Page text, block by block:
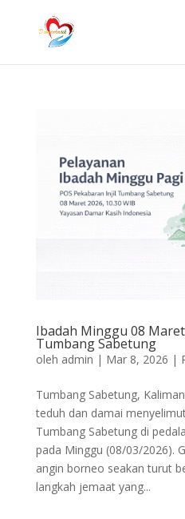
Ibadah Minggu 08 Maret
Tumbang Sabetung
oleh admin | Mar 8, 2026 |
Tumbang Sabetung,
teduh dan damai
Tumbang Sabetung di
pada Minggu (08/03/2026).
angin borneo seakan turut
langkah jemaat yang...